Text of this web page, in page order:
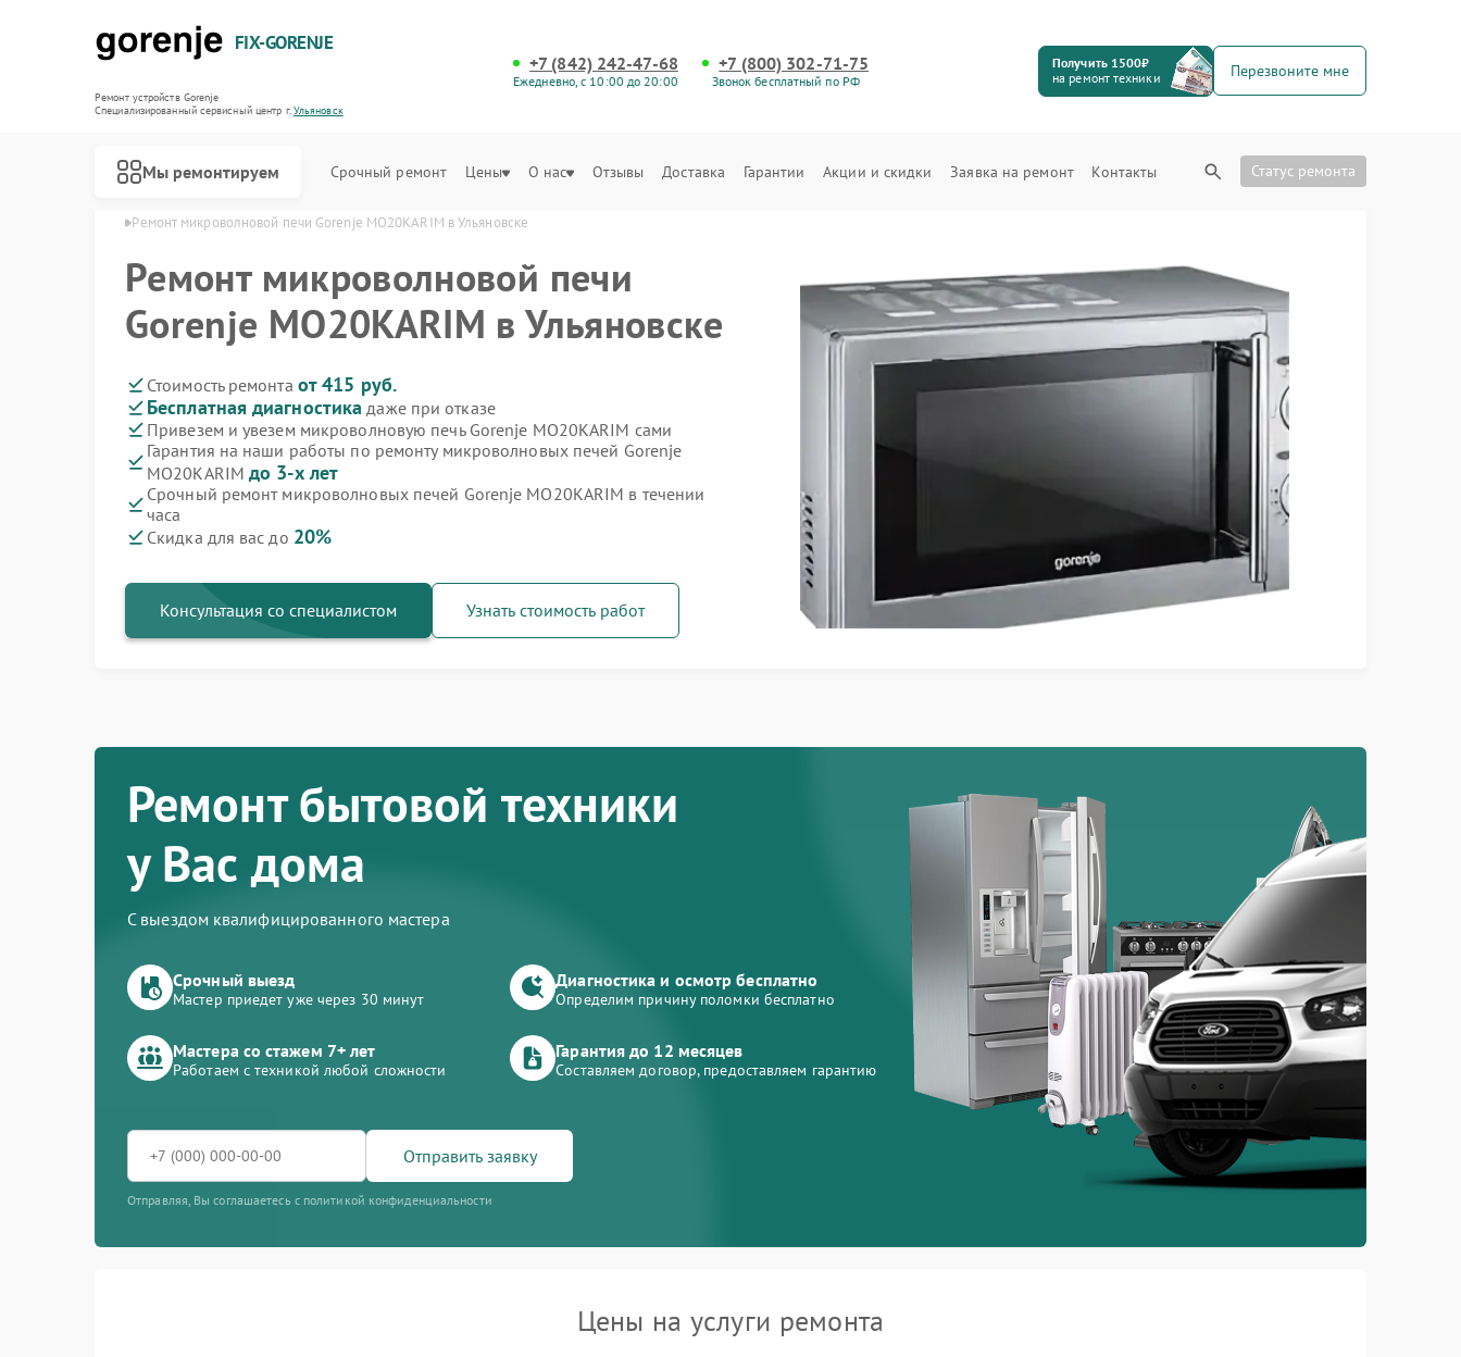
FIX-GORENJE
Ремонт устройств Gorenje
Специализированный cервисный центр г.Ульяновск
+7 (842) 242-47-68
Ежедневно, с 10:00 до 20:00
+7 (800) 302-71-75
Звонок бесплатный по РФ
Получить 1500₽
на ремонт техники
Перезвоните мне
Мы ремонтируем Срочный ремонт Цены О нас Отзывы Доставка Гарантии Акции и скидки Заявка на ремонт Контакты Статус ремонта
в Ульяновске Ремонт микроволновой печи Gorenje MO20KARIM в Ульяновске
Ремонт микроволновой печи
Gorenje MO20KARIM в Ульяновске
Стоимость ремонта от 415 руб.
Бесплатная диагностика даже при отказе
Привезем и увезем микроволновую печь Gorenje MO20KARIM сами
Гарантия на наши работы по ремонту микроволновых печей Gorenje
MO20KARIM до 3-х лет
Срочный ремонт микроволновых печей Gorenje MO20KARIM в течении
часа
Скидка для вас до 20%
Консультация со специалистом Узнать стоимость работ
Ремонт бытовой техники
у Вас дома
С выездом квалифицированного мастера
Срочный выезд
Мастер приедет уже через 30 минут
Диагностика и осмотр бесплатно
Определим причину поломки бесплатно
Мастера со стажем 7+ лет
Работаем с техникой любой сложности
Гарантия до 12 месяцев
Составляем договор, предоставляем гарантию
Отправить заявку
Отправляя, Вы соглашаетесь с политикой конфиденциальности
Цены на услуги ремонта